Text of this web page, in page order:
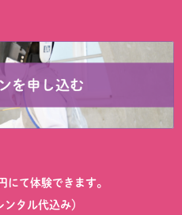
にて体験できます。
ンタル代込み）